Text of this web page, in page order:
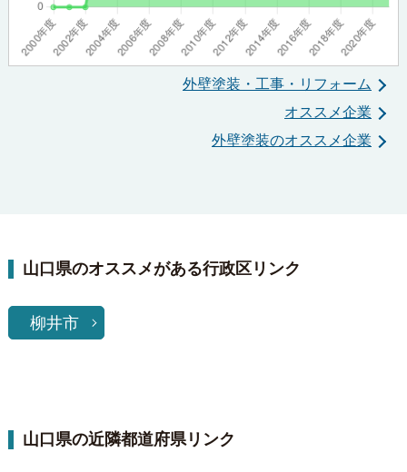
外壁塗装・工事・リフォーム
オススメ企業
外壁塗装のオススメ企業
山口県のオススメがある行政区リンク
柳井市
山口県の近隣都道府県リンク